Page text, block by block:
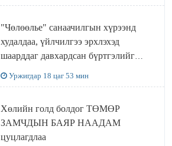
"Чөлөөлье" санаачилгын хүрээнд
худалдаа, үйлчилгээ эрхлэхэд
шаарддаг давхардсан бүртгэлийг
Уржигдар 18 цаг 53 мин
Хөлийн голд болдог ТӨМӨР
ЗАМЧДЫН БАЯР НААДАМ
цуцлагдлаа